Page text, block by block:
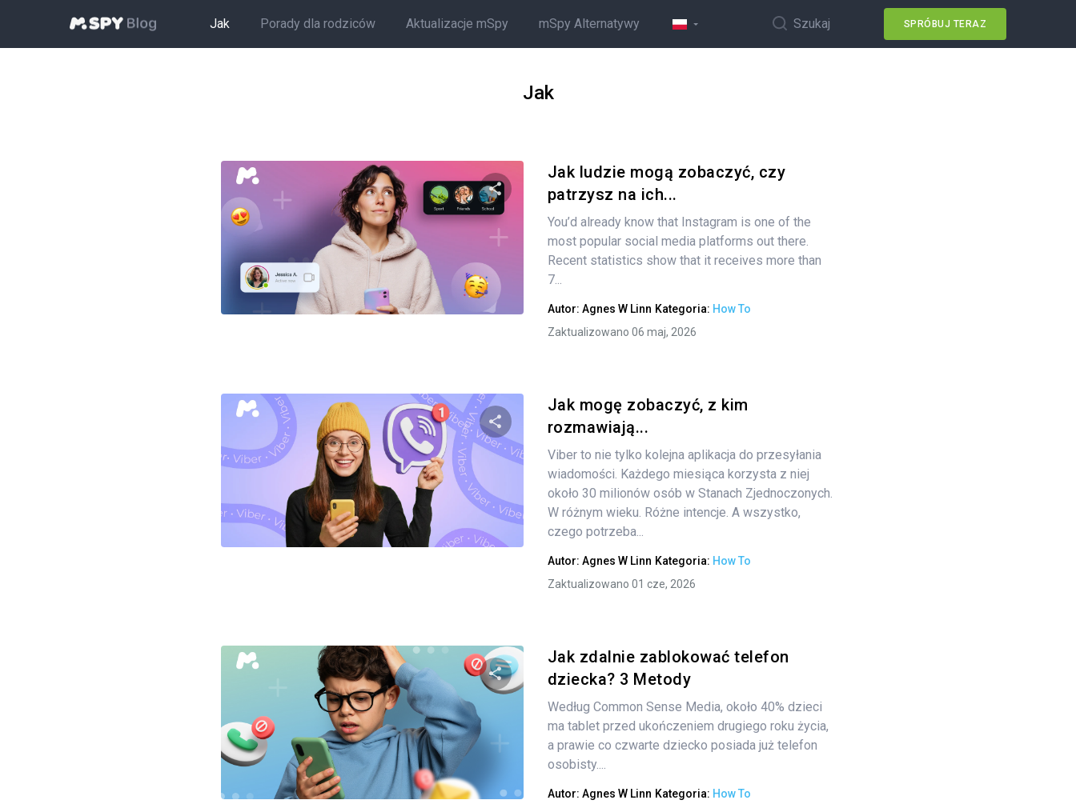
Jak Porady dla rodziców Aktualizacje mSpy mSpy Alternatywy Szukaj SPRÓBUJ TERAZ
Jak
Udostępnij
Twitter
Jak ludzie mogą zobaczyć, czy
patrzysz na ich...
You’d already know that Instagram is one of the
most popular social media platforms out there.
Recent statistics show that it receives more than
7...
Autor: Agnes W Linn Kategoria: How To
Zaktualizowano 06 maj, 2026
Udostępnij
Facebook Kopiuj link
Jak mogę zobaczyć, z kim
rozmawiają...
Viber to nie tylko kolejna aplikacja do przesyłania
wiadomości. Każdego miesiąca korzysta z niej
około 30 milionów osób w Stanach Zjednoczonych.
W różnym wieku. Różne intencje. A wszystko,
czego potrzeba...
Autor: Agnes W Linn Kategoria: How To
Zaktualizowano 01 cze, 2026
Udostępnij
Jak zdalnie zablokować telefon
dziecka? 3 Metody
Według Common Sense Media, około 40% dzieci
ma tablet przed ukończeniem drugiego roku życia,
a prawie co czwarte dziecko posiada już telefon
osobisty....
Autor: Agnes W Linn Kategoria: How To